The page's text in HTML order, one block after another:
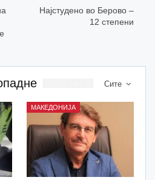
Најстудено во Берово –
12 степени
Сите
МАКЕДОНИЈА